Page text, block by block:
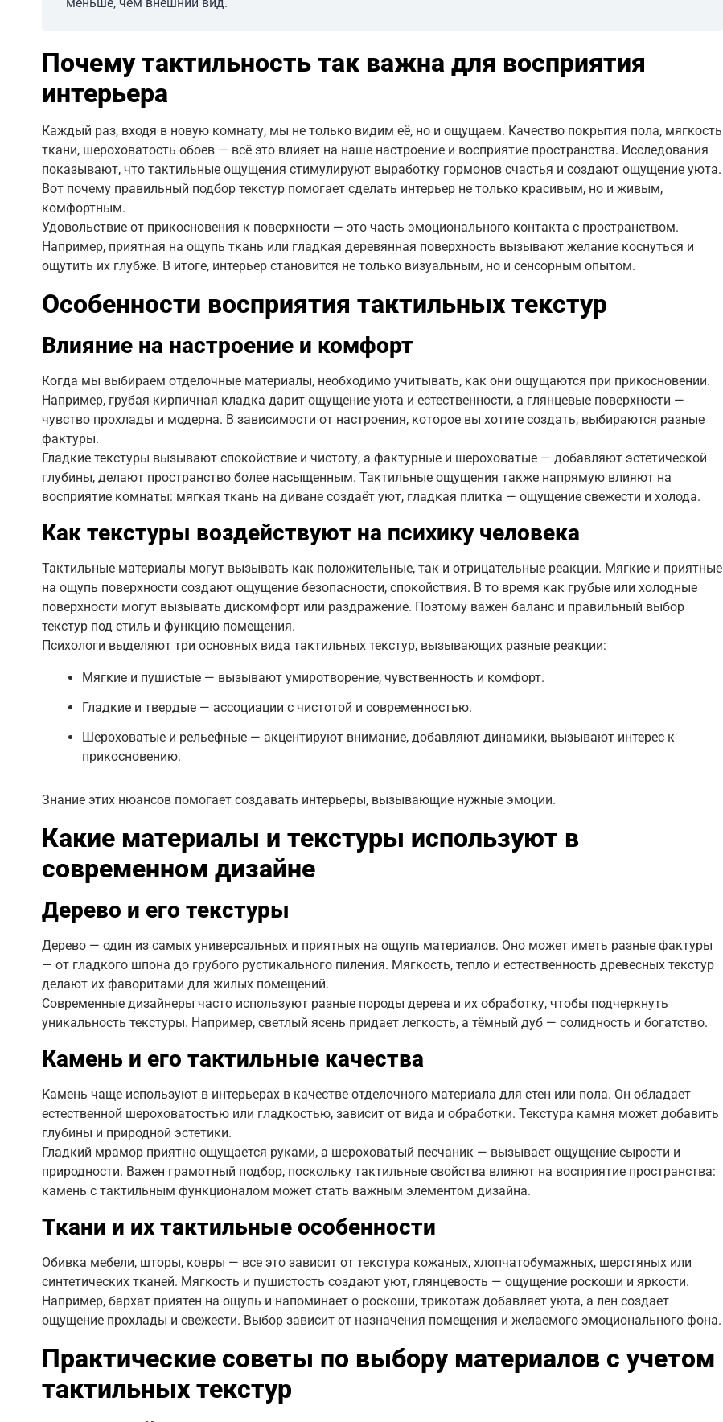
меньше, чем внешний вид.
Почему тактильность так важна для восприятия
интерьера
Каждый раз, входя в новую комнату, мы не только видим её, но и ощущаем. Качество покрытия пола, мягкость
ткани, шероховатость обоев — всё это влияет на наше настроение и восприятие пространства. Исследования
показывают, что тактильные ощущения стимулируют выработку гормонов счастья и создают ощущение уюта.
Вот почему правильный подбор текстур помогает сделать интерьер не только красивым, но и живым,
комфортным.
Удовольствие от прикосновения к поверхности — это часть эмоционального контакта с пространством.
Например, приятная на ощупь ткань или гладкая деревянная поверхность вызывают желание коснуться и
ощутить их глубже. В итоге, интерьер становится не только визуальным, но и сенсорным опытом.
Особенности восприятия тактильных текстур
Влияние на настроение и комфорт
Когда мы выбираем отделочные материалы, необходимо учитывать, как они ощущаются при прикосновении.
Например, грубая кирпичная кладка дарит ощущение уюта и естественности, а глянцевые поверхности —
чувство прохлады и модерна. В зависимости от настроения, которое вы хотите создать, выбираются разные
фактуры.
Гладкие текстуры вызывают спокойствие и чистоту, а фактурные и шероховатые — добавляют эстетической
глубины, делают пространство более насыщенным. Тактильные ощущения также напрямую влияют на
восприятие комнаты: мягкая ткань на диване создаёт уют, гладкая плитка — ощущение свежести и холода.
Как текстуры воздействуют на психику человека
Тактильные материалы могут вызывать как положительные, так и отрицательные реакции. Мягкие и приятные
на ощупь поверхности создают ощущение безопасности, спокойствия. В то время как грубые или холодные
поверхности могут вызывать дискомфорт или раздражение. Поэтому важен баланс и правильный выбор
текстур под стиль и функцию помещения.
Психологи выделяют три основных вида тактильных текстур, вызывающих разные реакции:
Мягкие и пушистые — вызывают умиротворение, чувственность и комфорт.
Гладкие и твердые — ассоциации с чистотой и современностью.
Шероховатые и рельефные — акцентируют внимание, добавляют динамики, вызывают интерес к
прикосновению.
Знание этих нюансов помогает создавать интерьеры, вызывающие нужные эмоции.
Какие материалы и текстуры используют в
современном дизайне
Дерево и его текстуры
Дерево — один из самых универсальных и приятных на ощупь материалов. Оно может иметь разные фактуры
— от гладкого шпона до грубого рустикального пиления. Мягкость, тепло и естественность древесных текстур
делают их фаворитами для жилых помещений.
Современные дизайнеры часто используют разные породы дерева и их обработку, чтобы подчеркнуть
уникальность текстуры. Например, светлый ясень придает легкость, а тёмный дуб — солидность и богатство.
Камень и его тактильные качества
Камень чаще используют в интерьерах в качестве отделочного материала для стен или пола. Он обладает
естественной шероховатостью или гладкостью, зависит от вида и обработки. Текстура камня может добавить
глубины и природной эстетики.
Гладкий мрамор приятно ощущается руками, а шероховатый песчаник — вызывает ощущение сырости и
природности. Важен грамотный подбор, поскольку тактильные свойства влияют на восприятие пространства:
камень с тактильным функционалом может стать важным элементом дизайна.
Ткани и их тактильные особенности
Обивка мебели, шторы, ковры — все это зависит от текстура кожаных, хлопчатобумажных, шерстяных или
синтетических тканей. Мягкость и пушистость создают уют, глянцевость — ощущение роскоши и яркости.
Например, бархат приятен на ощупь и напоминает о роскоши, трикотаж добавляет уюта, а лен создает
ощущение прохлады и свежести. Выбор зависит от назначения помещения и желаемого эмоционального фона.
Практические советы по выбору материалов с учетом
тактильных текстур